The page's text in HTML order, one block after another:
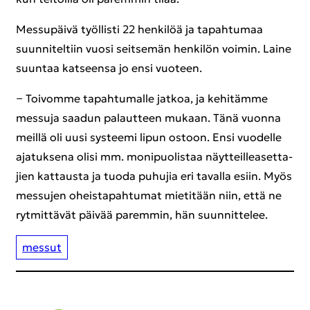
Mes­su­päi­vä työl­lis­ti 22 hen­ki­löä ja ta­pah­tu­maa
suun­ni­tel­tiin vuosi seit­se­män hen­ki­lön voi­min. Laine
suun­taa kat­seen­sa jo ensi vuo­teen.
− Toi­vom­me ta­pah­tu­mal­le jat­koa, ja ke­hi­täm­me
mes­su­ja saa­dun pa­laut­teen mu­kaan. Tänä vuon­na
meil­lä oli uusi sys­tee­mi lipun os­toon. Ensi vuo­del­le
aja­tuk­se­na olisi mm. mo­ni­puo­lis­taa näyt­teil­lea­set­ta­
jien kat­taus­ta ja tuoda pu­hu­jia eri ta­val­la esiin. Myös
mes­su­jen oheis­ta­pah­tu­mat mie­ti­tään niin, että ne
ryt­mit­tä­vät päi­vää pa­rem­min, hän suun­nit­te­lee.
mes­sut